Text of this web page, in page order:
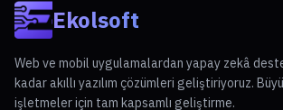
Ekolsoft
Web ve mobil uygulamalardan yapay zekâ
kadar akıllı yazılım çözümleri geliştiriyoruz.
işletmeler için tam kapsamlı geliştirme.